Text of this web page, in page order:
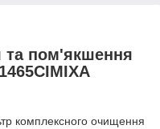
та пом'якшення
комплексного очищення